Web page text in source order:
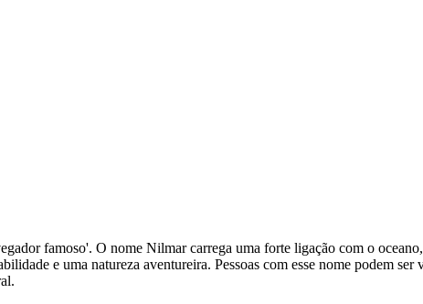
famoso'. O nome Nilmar carrega uma forte ligação com o
e uma natureza aventureira. Pessoas com esse nome podem